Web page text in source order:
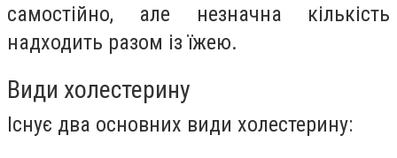
самостійно, але незначна кількість
надходить разом із їжею.
Види холестерину
Існує два основних види холестерину: